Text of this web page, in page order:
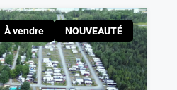
À vendre NOUVEAUTÉ